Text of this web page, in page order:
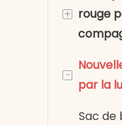
rouge
rouge
rouge
LED
+ rouge
rouge
-
par la
Sac de